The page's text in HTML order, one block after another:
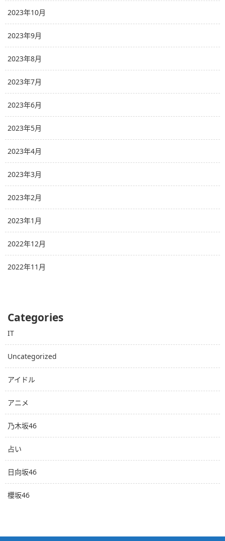
2023年10月
2023年9月
2023年8月
2023年7月
2023年6月
2023年5月
2023年4月
2023年3月
2023年2月
2023年1月
2022年12月
2022年11月
Categories
IT
Uncategorized
アイドル
アニメ
乃木坂46
占い
日向坂46
櫻坂46